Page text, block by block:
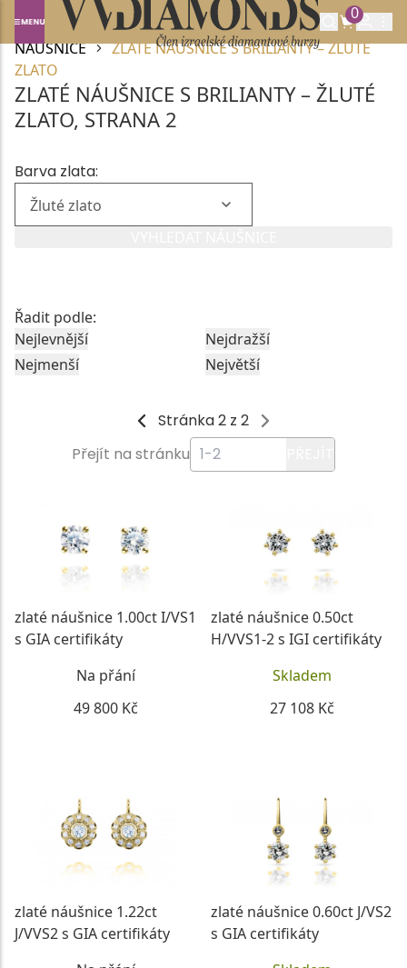
0
Domů DIAMANTOVÉ ŠPERKY
BRILIANTOVÉ
NÁUŠNICE
ZLATÉ NÁUŠNICE S BRILIANTY – ŽLUTÉ
ZLATO
ZLATÉ NÁUŠNICE S BRILIANTY – ŽLUTÉ
ZLATO, STRANA 2
Barva zlata:
Řadit podle:
Nejlevnější
Nejdražší
Nejmenší
Největší
Stránka 2 z 2
Přejít na stránku
zlaté náušnice 1.00ct I/VS1
s GIA certifikáty
Na přání
49 800 Kč
zlaté náušnice 0.50ct
H/VVS1-2 s IGI certifikáty
Skladem
27 108 Kč
zlaté náušnice 1.22ct
J/VVS2 s GIA certifikáty
zlaté náušnice 0.60ct J/VS2
s GIA certifikáty